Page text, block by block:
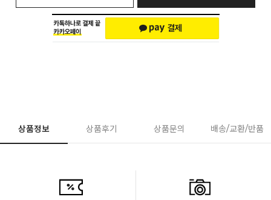
상품정보 상품후기 상품문의 배송/교환/반품